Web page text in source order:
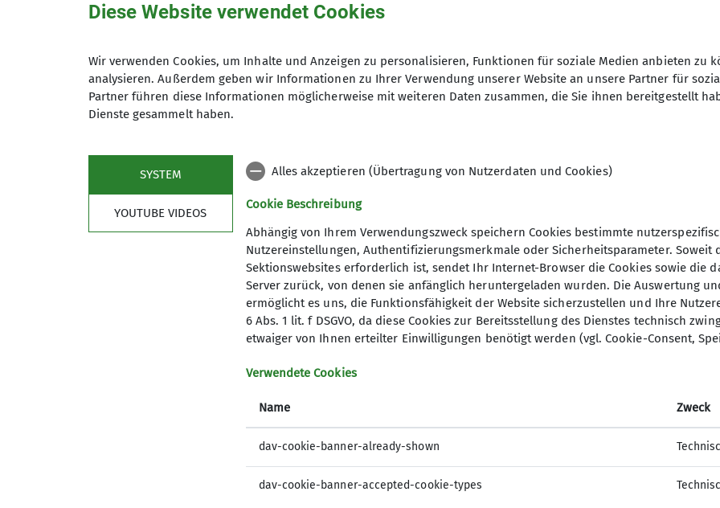
Aktuelles
Newsletter Anmeldung
DAV Hauptverein
Diese Website verwendet Cookies
Wir verwenden Cookies, um Inhalte und Anzeigen zu personalisieren, Funktionen für soziale Medien anbieten zu
analysieren. Außerdem geben wir Informationen zu Ihrer Verwendung unserer Website an unsere Partner für
Partner führen diese Informationen möglicherweise mit weiteren Daten zusammen, die Sie ihnen bereitgestellt
Dienste gesammelt haben.
SYSTEM
YOUTUBE VIDEOS
Alles akzeptieren (Übertragung von Nutzerdaten und Cookies)
Cookie Beschreibung
Abhängig von Ihrem Verwendungszweck speichern Cookies bestimmte
Nutzereinstellungen, Authentifizierungsmerkmale oder Sicherheitsparameter. Soweit
Sektionswebsites erforderlich ist, sendet Ihr Internet-Browser die Cookies sowie die
Server zurück, von denen sie anfänglich heruntergeladen wurden. Die Auswertung
ermöglicht es uns, die Funktionsfähigkeit der Website sicherzustellen und Ihre
6 Abs. 1 lit. f DSGVO, da diese Cookies zur Bereitsstellung des Dienstes technisch
etwaiger von Ihnen erteilter Einwilligungen benötigt werden (vgl. Cookie-Consent,
Verwendete Cookies
Name Zweck
dav-cookie-banner-already-shown
dav-cookie-banner-accepted-cookie-types